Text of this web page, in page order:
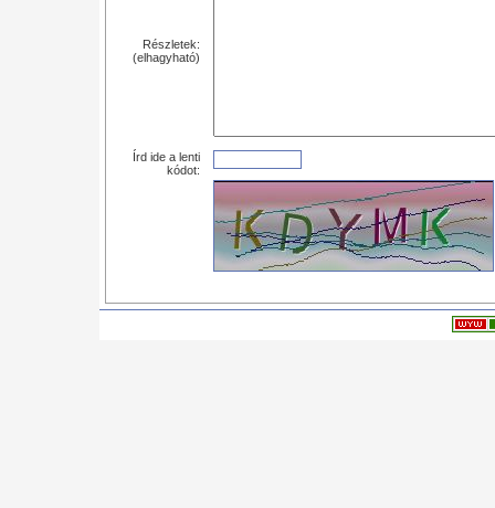
Részletek:
(elhagyható)
Írd ide a lenti
kódot: